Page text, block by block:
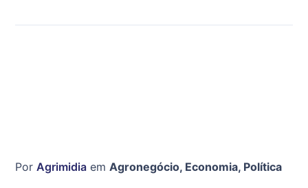
Por Agrimidia em Agronegócio, Economia, Política